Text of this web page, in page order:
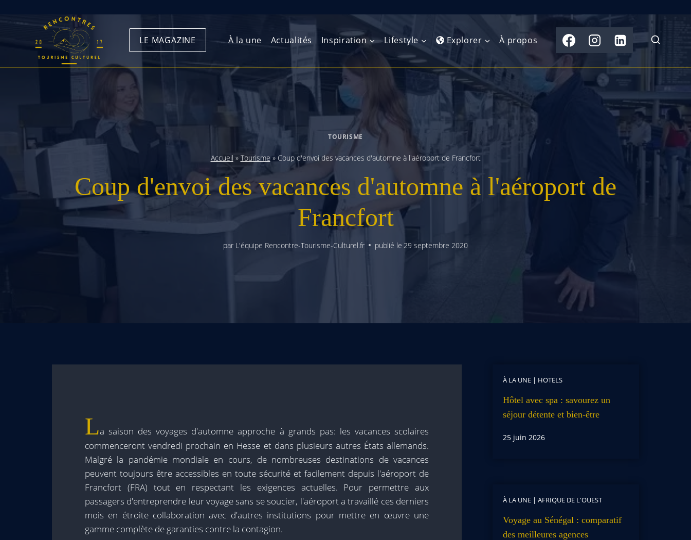
LE MAGAZINE À la une Actualités Inspiration Lifestyle Explorer
Europe du Nord
Europe centrale
Europe de l’Est
Balkans
Afrique du Nord
(Maghreb)
Afrique de l’Ouest
Afrique de l’Est
Afrique australe
Moyen-Orient
Asie centrale
Sous-continent
indien
Asie du Sud-Est
Extrême-Orient
Australasie
Îles du Pacifique
À propos
TOURISME
Accueil » Tourisme» Coup d'envoi des vacances d'automne à l'aéroport de Francfort
Coup d'envoi des vacances d'automne à l'aéroport de
Francfort
par L'équipe Rencontre-Tourisme-Culturel.fr publié le 29 septembre 2020
La saison des voyages d'automne approche à grands pas: les vacances scolaires
commenceront vendredi prochain en Hesse et dans plusieurs autres États allemands.
Malgré la pandémie mondiale en cours, de nombreuses destinations de vacances
peuvent toujours être accessibles en toute sécurité et facilement depuis l'aéroport de
Francfort (FRA) tout en respectant les exigences actuelles. Pour permettre aux
passagers d'entreprendre leur voyage sans se soucier, l'aéroport a travaillé ces derniers
mois en étroite collaboration avec d'autres institutions pour mettre en œuvre une
gamme complète de garanties contre la contagion.
À LA UNE| HOTELS
Hôtel avec spa : savourez un
séjour détente et bien-être
25 juin 2026
À LA UNE| AFRIQUE DE L'OUEST
Voyage au Sénégal : comparatif
des meilleures agences